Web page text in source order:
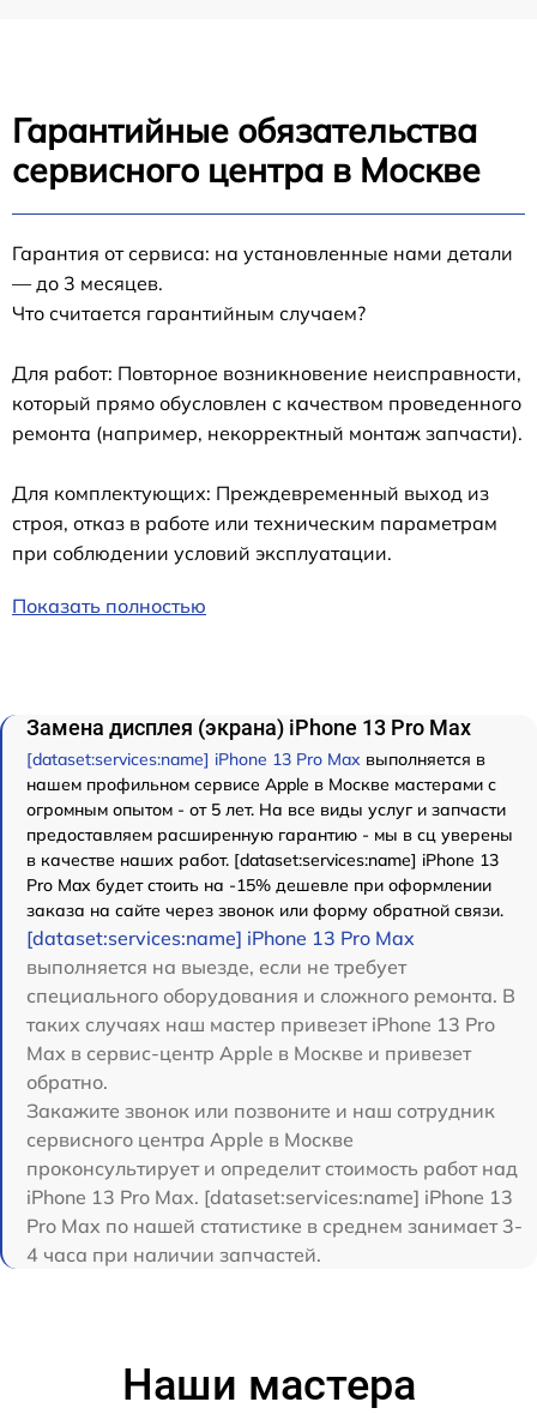
Гарантийные обязательства
сервисного центра в Москве
Гарантия от сервиса: на установленные нами детали
— до 3 месяцев.
Что считается гарантийным случаем?
Для работ: Повторное возникновение неисправности,
который прямо обусловлен с качеством проведенного
ремонта (например, некорректный монтаж запчасти).
Для комплектующих: Преждевременный выход из
строя, отказ в работе или техническим параметрам
при соблюдении условий эксплуатации.
Показать полностью
Замена дисплея (экрана) iPhone 13 Pro Max
[dataset:services:name] iPhone 13 Pro Max выполняется в
нашем профильном сервисе Apple в Москве мастерами с
огромным опытом - от 5 лет. На все виды услуг и запчасти
предоставляем расширенную гарантию - мы в сц уверены
в качестве наших работ. [dataset:services:name] iPhone 13
Pro Max будет стоить на -15% дешевле при оформлении
заказа на сайте через звонок или форму обратной связи.
[dataset:services:name] iPhone 13 Pro Max
выполняется на выезде, если не требует
специального оборудования и сложного ремонта. В
таких случаях наш мастер привезет iPhone 13 Pro
Max в сервис-центр Apple в Москве и привезет
обратно.
Закажите звонок или позвоните и наш сотрудник
сервисного центра Apple в Москве
проконсультирует и определит стоимость работ над
iPhone 13 Pro Max. [dataset:services:name] iPhone 13
Pro Max по нашей статистике в среднем занимает 3-
4 часа при наличии запчастей.
Наши мастера